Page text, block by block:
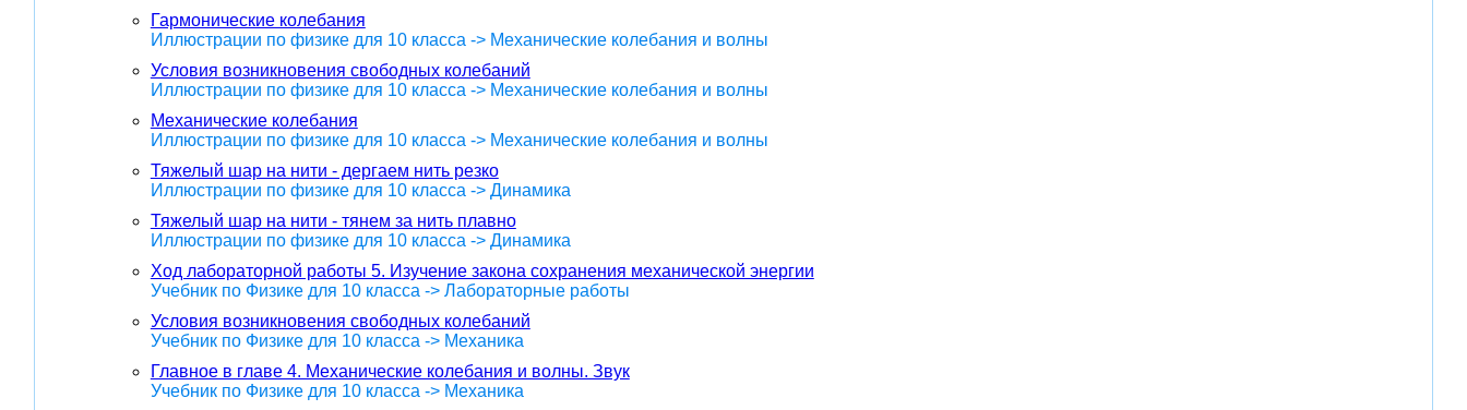
Гармонические колебания
Иллюстрации по физике для 10 класса -> Механические колебания и волны
Условия возникновения свободных колебаний
Иллюстрации по физике для 10 класса -> Механические колебания и волны
Механические колебания
Иллюстрации по физике для 10 класса -> Механические колебания и волны
Тяжелый шар на нити - дергаем нить резко
Иллюстрации по физике для 10 класса -> Динамика
Тяжелый шар на нити - тянем за нить плавно
Иллюстрации по физике для 10 класса -> Динамика
Ход лабораторной работы 5. Изучение закона сохранения механической энергии
Учебник по Физике для 10 класса -> Лабораторные работы
Условия возникновения свободных колебаний
Учебник по Физике для 10 класса -> Механика
Главное в главе 4. Механические колебания и волны. Звук
Учебник по Физике для 10 класса -> Механика